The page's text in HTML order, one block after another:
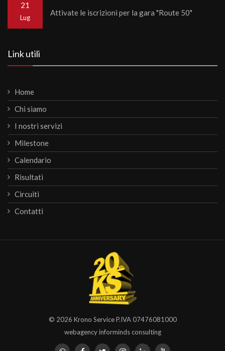
21
Lug
Attivate le iscrizioni per la gara "Route 50"
Link utili
Home
Chi siamo
I nostri servizi
Milestone
Calendario
Risultati
Circuiti
Contatti
© 2026 Krono ServiceP.IVA 07476081000
webagency informinds consulting